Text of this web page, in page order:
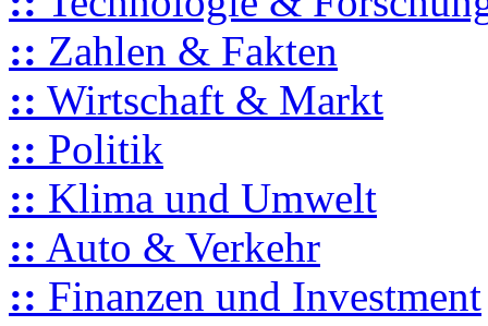
:: Zahlen & Fakten
:: Wirtschaft & Markt
:: Politik
:: Klima und Umwelt
:: Auto & Verkehr
:: Finanzen und Investment